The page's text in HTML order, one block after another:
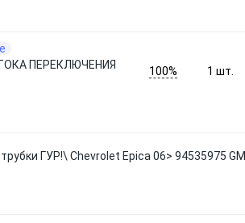
ПЕРЕКЛЮЧЕНИЯ
100% 1 шт.
ГУР!\ Chevrolet Epica 06> 94535975 GM